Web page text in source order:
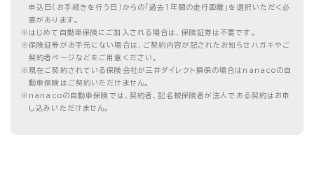
申込日（お手続きを行う日）からの「過去1年間の走行距離」を選択いただく必
要があります。
※ はじめて自動車保険にご加入される場合は、保険証券は不要です。
※保険証券がお手元にない場合は、ご契約内容が記されたお知らせハガキやご
契約者ページなどをご用意ください。
※現在ご契約されている保険会社が三井ダイレクト損保の場合はnanacoの自
動車保険はご契約いただけません。
※ nanacoの自動車保険では、契約者、記名被保険者が法人である契約はお申
し込みいただけません。